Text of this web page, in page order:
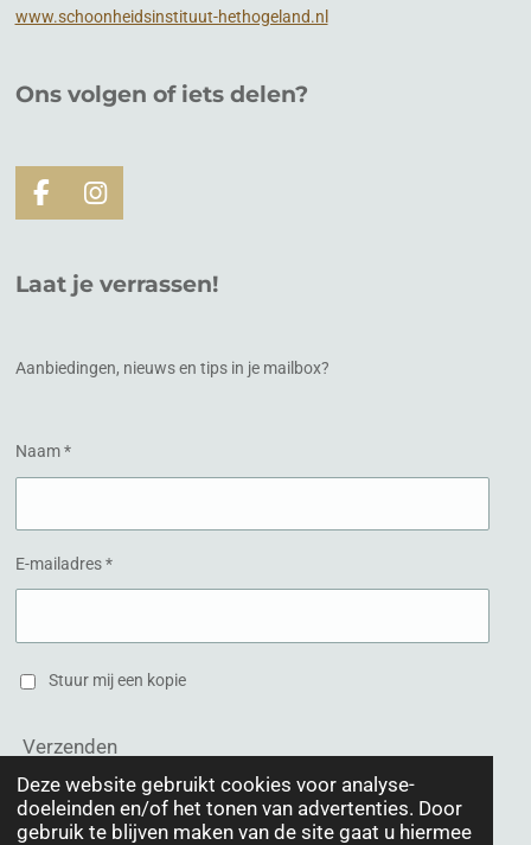
Deze website gebruikt cookies voor analyse-
doeleinden en/of het tonen van advertenties. Door
gebruik te blijven maken van de site gaat u hiermee
www.schoonheidsinstituut-hethogeland.nl
Ons volgen of iets delen?
F
a
e
b
k
I
n
t
a
a
Laat je verrassen!
Aanbiedingen, nieuws en tips in je mailbox?
Naam *
E-mailadres *
Stuur mij een kopie
Verzenden
© 2020 Schoonheidsinstituut Het Hogeland